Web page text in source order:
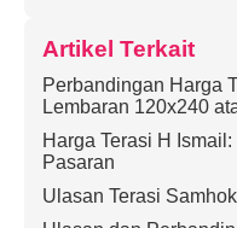
Artikel Terkait
Perbandingan Harga
Lembaran 120x240
Harga Terasi H
Pasaran
Ulasan Terasi